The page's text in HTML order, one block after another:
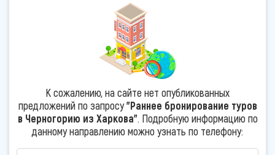
К сожалению, на сайте нет опубликованных
предложений по запросу"Раннее бронирование туров
в Черногорию из Харкова". Подробную информацию по
данному направлению можно узнать по телефону: